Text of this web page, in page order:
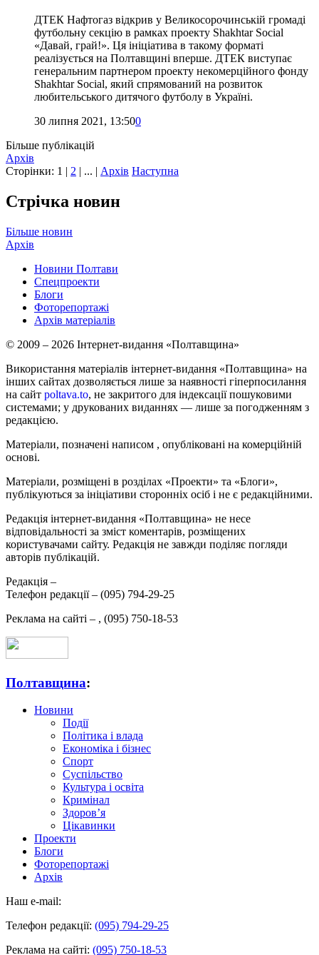
ДТЕК Нафтогаз відкрив у Великосорочинській громаді
футбольну секцію в рамках проекту Shakhtar Social
«Давай, грай!». Ця ініціатива в такому форматі
реалізується на Полтавщині вперше. ДТЕК виступає
генеральним партнером проекту некомерційного фонду
Shakhtar Social, який спрямований на розвиток
любительського дитячого футболу в Україні.
30 липня 2021, 13:500
Більше публікацій
Архів
Сторінки: 1 | 2 | ... | Архів Наступна
Стрічка новин
Більше новин
Архів
Новини Полтави
Спецпроекти
Блоги
Фоторепортажі
Архів матеріалів
© 2009 – 2026 Інтернет-видання «Полтавщина»
Використання матеріалів інтернет-видання «Полтавщина» на
інших сайтах дозволяється лише за наявності гіперпосилання
на сайт poltava.to, не закритого для індексації пошуковими
системами; у друкованих виданнях — лише за погодженням з
редакцією.
Матеріали, позначені написом , опубліковані на комерційній
основі.
Матеріали, розміщені в розділах «Проекти» та «Блоги»,
публікуються за ініціативи сторонніх осіб і не є редакційними.
Редакція інтернет-видання «Полтавщина» не несе
відповідальності за зміст коментарів, розміщених
користувачами сайту. Редакція не завжди поділяє погляди
авторів публікацій.
Редакція –
Телефон редакції – (095) 794-29-25
Реклама на сайті – , (095) 750-18-53
Полтавщина:
Новини
Події
Політика і влада
Економіка і бізнес
Спорт
Суспільство
Культура і освіта
Кримінал
Здоров’я
Цікавинки
Проекти
Блоги
Фоторепортажі
Архів
Наш e-mail:
Телефон редакції: (095) 794-29-25
Реклама на сайті: (095) 750-18-53